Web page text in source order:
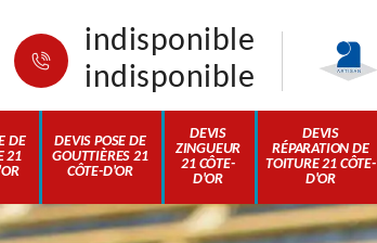
indisponible
indisponible
DE
21
DEVIS POSE DE
GOUTTIÈRES 21
CÔTE-D'OR
DEVIS
ZINGUEUR
21 CÔTE-
D'OR
DEVIS
RÉPARATION DE
TOITURE 21 CÔTE-
D'OR